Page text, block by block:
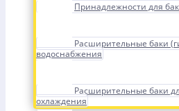
Принадлежности для
Расширительные баки
водоснабжения
Расширительные баки
охлаждения